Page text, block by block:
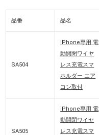
品番 品名
SA504
iPhone専用 電
動開閉ワイヤ
レス充電スマ
ホルダー エア
コン取付
SA505
iPhone専用 電
動開閉ワイヤ
レス充電スマ